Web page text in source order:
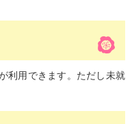
利用できます。ただし未就